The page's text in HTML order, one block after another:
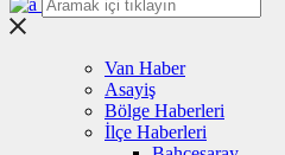
Van Haber
Asayiş
Bölge Haberleri
İlçe Haberleri